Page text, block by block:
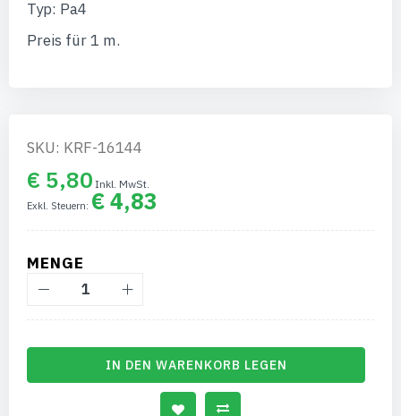
springen
Typ: Pa4
Preis für 1 m.
SKU: KRF-16144
€ 5,80
€ 4,83
MENGE
IN DEN WARENKORB LEGEN